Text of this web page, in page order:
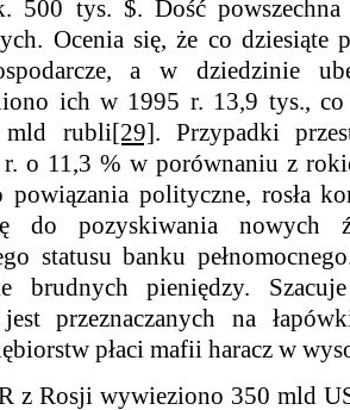
500 tys. $. Dość
Ocenia się, że co dziesiąte
a w dziedzinie
ich w 1995 r. 13,9 tys., co
mld rubli [29]. Przypadki
o 11,3 % w porównaniu z
powiązania polityczne, rosła
do pozyskiwania nowych
statusu banku
brudnych pieniędzy.
jest przeznaczanych na
płaci mafii haracz w
z Rosji wywieziono 350 mld